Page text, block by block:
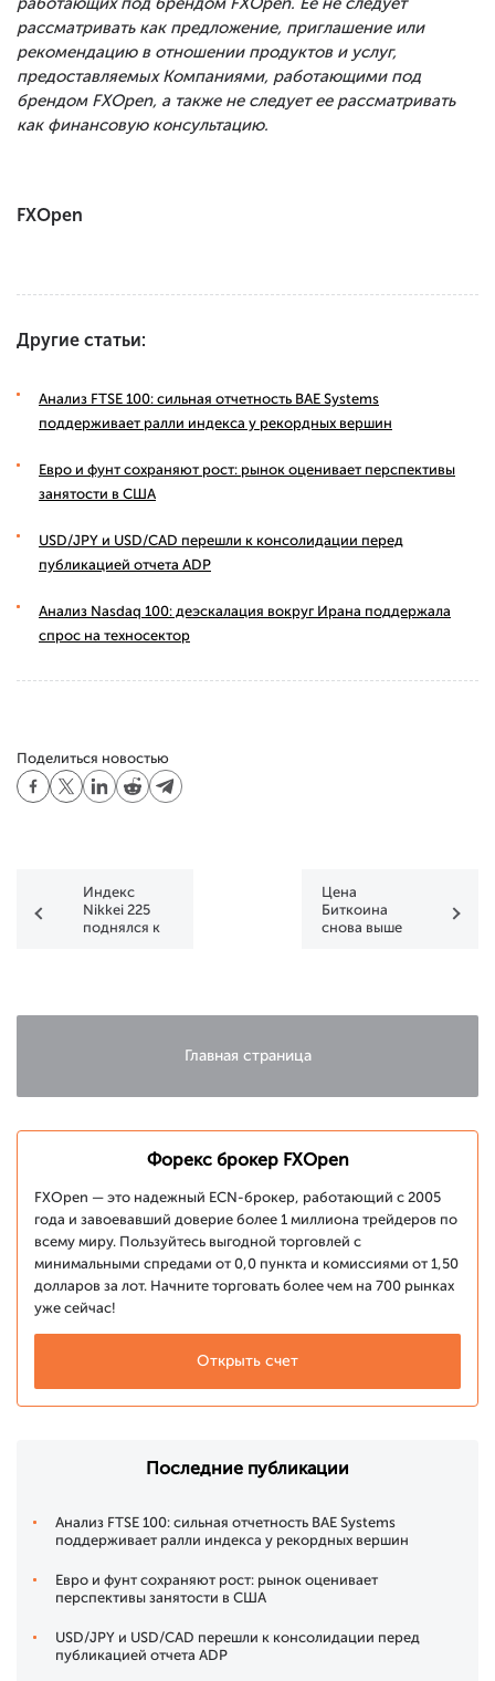
рассматривать как предложение, приглашение или
рекомендацию в отношении продуктов и услуг,
предоставляемых Компаниями, работающими под
брендом FXOpen, а также не следует ее рассматривать
как финансовую консультацию.
FXOpen
Другие статьи:
Анализ FTSE 100: сильная отчетность BAE Systems
поддерживает ралли индекса у рекордных вершин
Евро и фунт сохраняют рост: рынок оценивает перспективы
занятости в США
USD/JPY и USD/CAD перешли к консолидации перед
публикацией отчета ADP
Анализ Nasdaq 100: деэскалация вокруг Ирана поддержала
спрос на техносектор
Поделиться новостью
Индекс
Nikkei 225
поднялся к
Цена
Биткоина
снова выше
Главная страница
Форекс брокер FXOpen
FXOpen — это надежный ECN-брокер, работающий с 2005
года и завоевавший доверие более 1 миллиона трейдеров по
всему миру. Пользуйтесь выгодной торговлей с
минимальными спредами от 0,0 пункта и комиссиями от 1,50
долларов за лот. Начните торговать более чем на 700 рынках
уже сейчас!
Открыть счет
Последние публикации
Анализ FTSE 100: сильная отчетность BAE Systems
поддерживает ралли индекса у рекордных вершин
Евро и фунт сохраняют рост: рынок оценивает
перспективы занятости в США
USD/JPY и USD/CAD перешли к консолидации перед
публикацией отчета ADP